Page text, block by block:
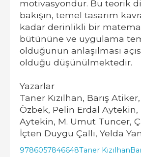
motivasyondur. Bu teorik
bakışın, temel tasarım
kadar derinlikli bir
bütününe ve uygulama
olduğunun anlaşılması
olduğu düşünülmektedir.
Yazarlar
Taner Kızılhan, Barış
Özbek, Pelin Erdal Aytekin,
Aytekin, M. Umut Tuncer,
İçten Duygu Çallı, Yelda
9786057846648Taner Kızılhan